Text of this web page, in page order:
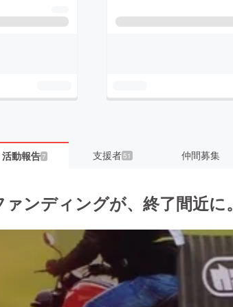
活動報告7 支援者51 仲間募集
ンディングが、終了間近に。